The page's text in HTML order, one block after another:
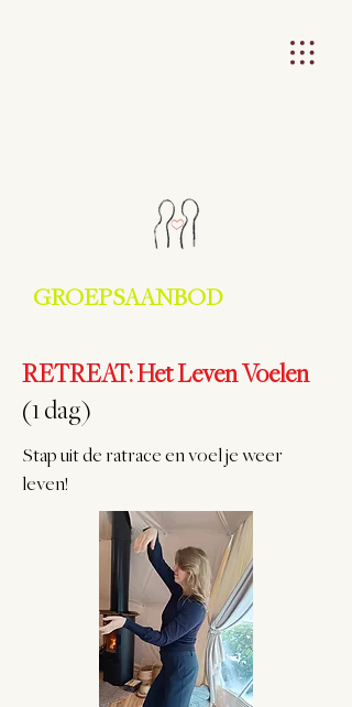
GROEPSAANBOD
RETREAT: Het Leven Voelen
(1 dag)
Stap uit de ratrace en voel je weer
leven!